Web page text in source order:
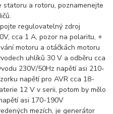
statoru a rotoru, poznamenejte
regulovatelný zdroj
cca 1 A, pozor na polaritu, +
motoru a otáčkách motoru
uhlíků 30 V a odběru cca
230V/50Hz napětí asi 210-
napětí pro AVR cca 18-
12 V v serii, potom by mělo
asi 170-190V
mezích, je generátor